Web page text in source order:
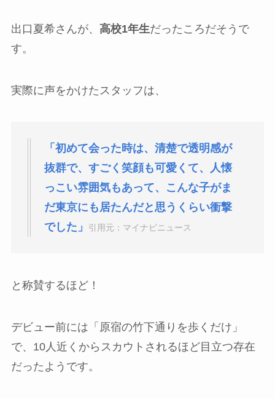
出口夏希さんが、 高校1年生だったころだそうで
す。
実際に声をかけたスタッフは、
「初めて会った時は、清楚で透明感が
抜群で、すごく笑顔も可愛くて、人懐
っこい雰囲気もあって、こんな子がま
だ東京にも居たんだと思うくらい衝撃
でした」
引用元：マイナビニュース
と称賛するほど！
デビュー前には「原宿の竹下通りを歩くだけ」
で、10人近くからスカウトされるほど目立つ存在
だったようです。